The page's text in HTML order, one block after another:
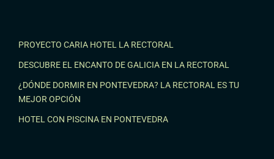
PROYECTO CARIA HOTEL LA RECTORAL
DESCUBRE EL ENCANTO DE GALICIA EN LA RECTORAL
¿DÓNDE DORMIR EN PONTEVEDRA? LA RECTORAL ES TU
MEJOR OPCIÓN
HOTEL CON PISCINA EN PONTEVEDRA